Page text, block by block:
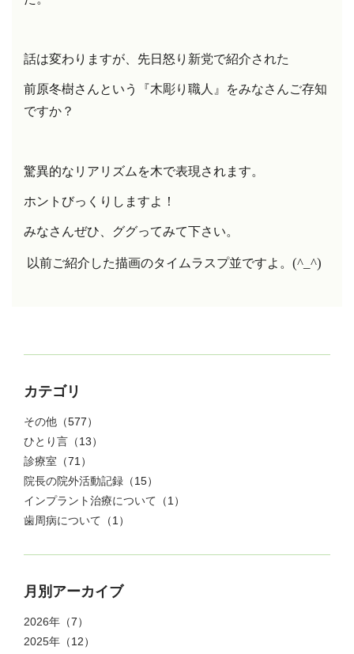
話は変わりますが、先日 怒り新党で紹介された
前原冬樹さんという
『木彫り職人』をみなさんご存知
ですか？
驚異的なリアリズムを木で表現されます。
ホントびっくりしますよ！
みなさんぜひ、 ググってみて下さい。
以前ご紹介した描画のタイムラスプ並ですよ。 (^_^)
カテゴリ
その他 （577）
ひとり言 （13）
診療室 （71）
院長の院外活動記録 （15）
インプラント治療について （1）
歯周病について （1）
月別アーカイブ
2026年 （7）
2025年 （12）